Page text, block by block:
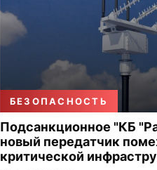
БЕЗОПАСНОСТЬ
Подсанкционное "КБ
новый передатчик
критической